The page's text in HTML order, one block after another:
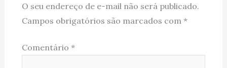
O seu endereço de e-mail não será publicado.
Campos obrigatórios são marcados com *
Comentário *